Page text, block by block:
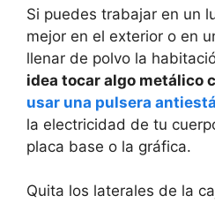
Si puedes trabajar en un
mejor en el exterior o en
llenar de polvo la
idea tocar algo metálico
usar una pulsera
la electricidad de tu
placa base o la gráfica.
Quita los laterales de la